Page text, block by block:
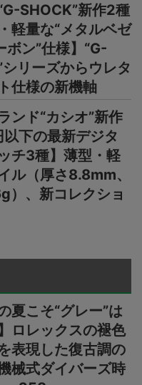
SHOCK”新作2種
軽量な“メタルベゼ
ボン”仕様】“G-
シリーズからウレタ
仕様の新機軸
ンド“カシオ”新作
以下の最新デジタ
チ3種】薄型・軽
ル（厚さ8.8mm、
）、新コレクショ
夏こそ“グレー”は
ロレックスの褪色
表現した復古調の
械式ダイバーズ時